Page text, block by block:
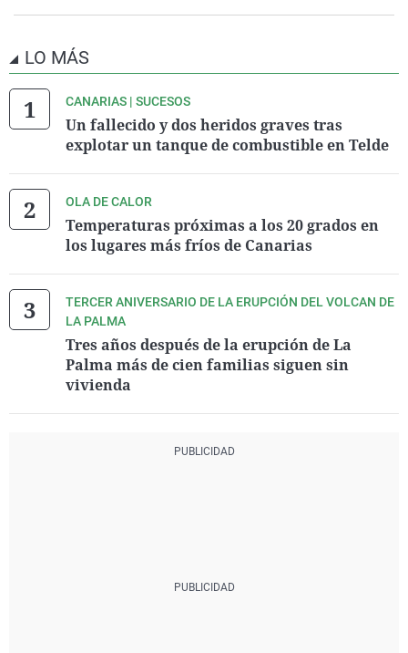
LO MÁS
CANARIAS | SUCESOS
Un fallecido y dos heridos graves tras
explotar un tanque de combustible en Telde
OLA DE CALOR
Temperaturas próximas a los 20 grados en
los lugares más fríos de Canarias
TERCER ANIVERSARIO DE LA ERUPCIÓN DEL VOLCAN DE
LA PALMA
Tres años después de la erupción de La
Palma más de cien familias siguen sin
vivienda